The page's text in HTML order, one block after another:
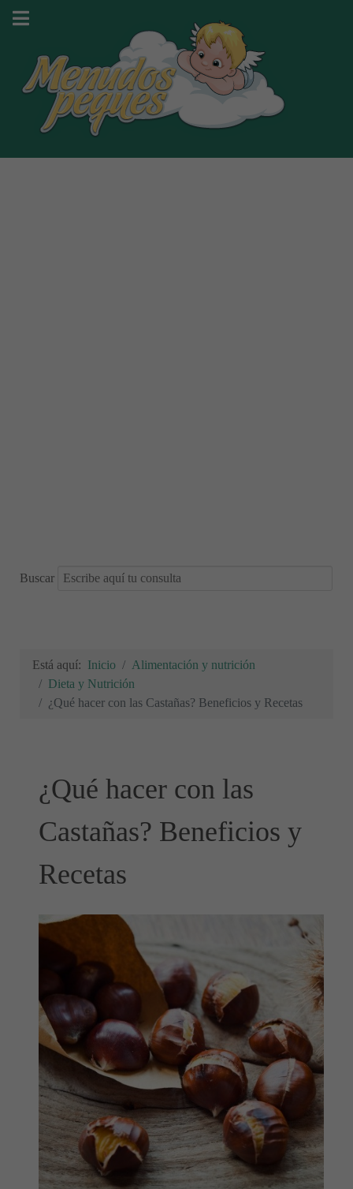
Buscar
Está aquí: Inicio
Alimentación y nutrición
Dieta y Nutrición
¿Qué hacer con las Castañas? Beneficios y Recetas
¿Qué hacer con las
Castañas? Beneficios y
Recetas